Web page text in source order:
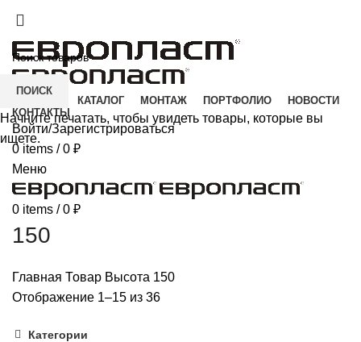
КАТАЛОГ МОНТАЖ ПОРТФОЛИО
НОВОСТИ
КОНТАКТЫ
Войти/Зарегистрироваться
0 items / 0 ₽
Меню
0 items / 0 ₽
150
Главная Товар Высота 150
Отображение 1–15 из 36
Категории
ПОИСК
Начните печатать, чтобы увидеть товары, которые вы
ищете.